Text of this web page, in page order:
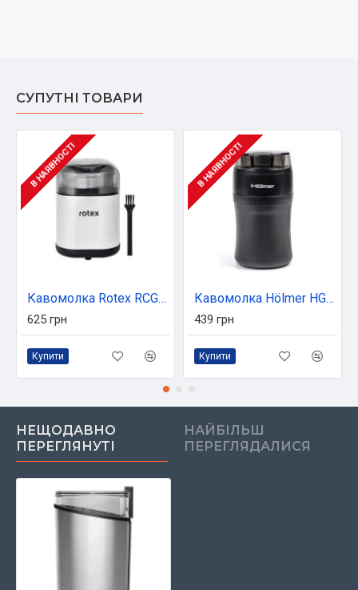
СУПУТНІ ТОВАРИ
В НАЯВНОСТІ
Кавомолка Rotex RCG250-S
625 грн
Купити
В НАЯВНОСТІ
Кавомолка Hölmer HGC-002
439 грн
Купити
НЕЩОДАВНО
ПЕРЕГЛЯНУТІ
НАЙБІЛЬШ
ПЕРЕГЛЯДАЛИСЯ